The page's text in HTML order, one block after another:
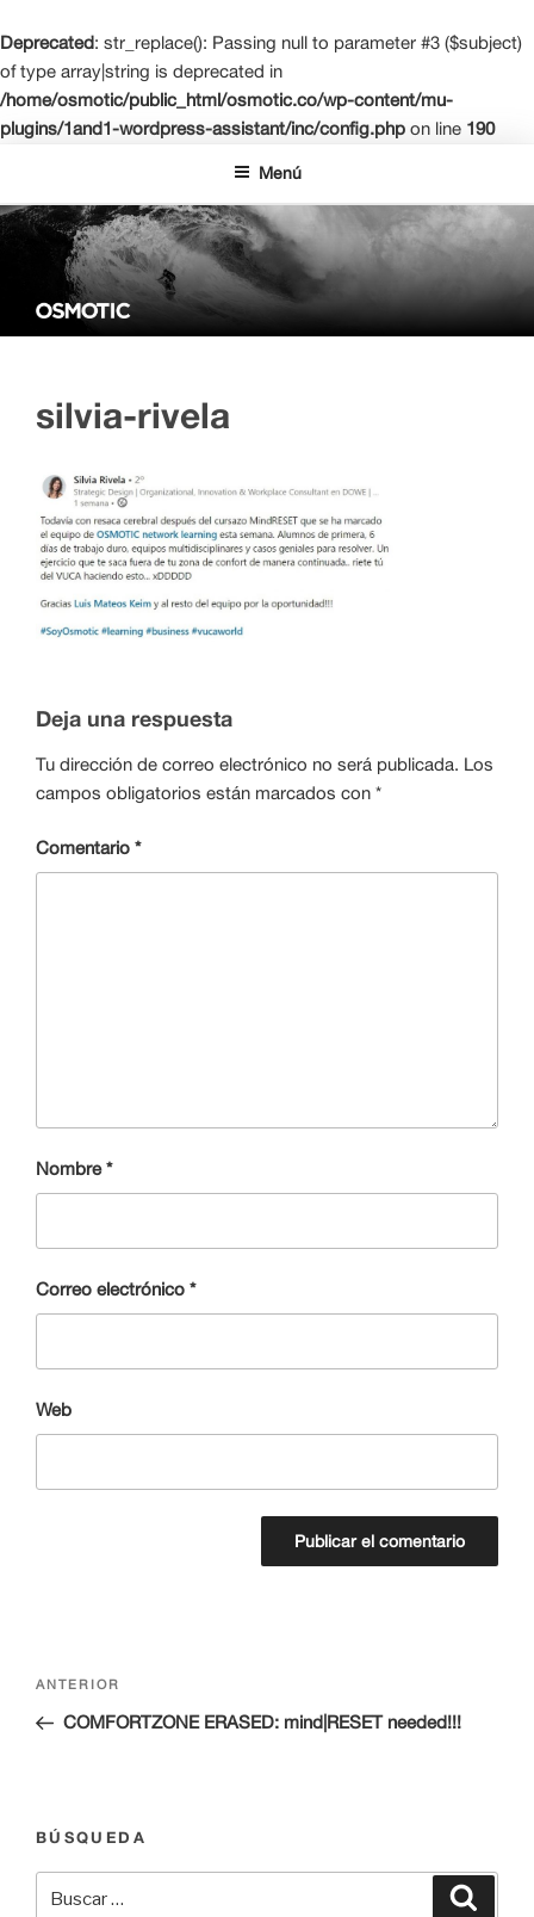
Deprecated: str_replace(): Passing null to parameter #3 ($subject)
of type array|string is deprecated in
/home/osmotic/public_html/osmotic.co/wp-content/mu-
plugins/1and1-wordpress-assistant/inc/config.php on line 190
contenido
Menú
OSMOTIC NETWORK LEARNING
silvia-rivela
Deja una respuesta
Tu dirección de correo electrónico no será publicada. Los
campos obligatorios están marcados con *
Comentario *
Nombre*
Correo electrónico *
Web
Navegación
Entrada
anterior:
ANTERIOR
COMFORTZONE ERASED: mind|RESET needed!!!
BÚSQUEDA